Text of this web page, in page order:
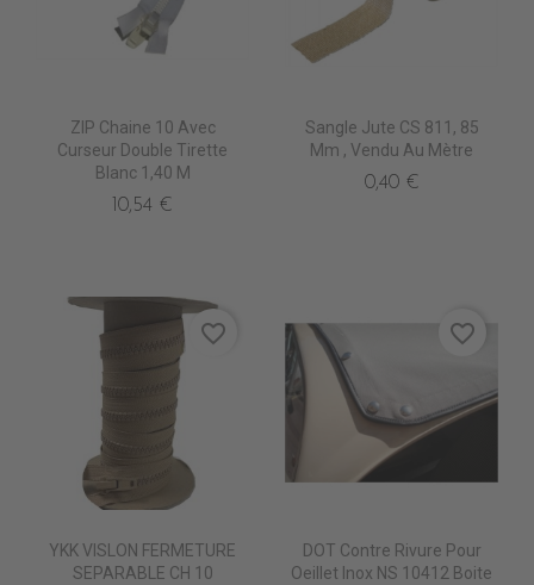
ZIP Chaine 10 Avec
Curseur Double Tirette
Blanc 1,40 M
10,54 €
Sangle Jute CS 811, 85
Mm , Vendu Au Mètre
0,40 €
YKK VISLON FERMETURE
SEPARABLE CH 10
favorite_border
DOT Contre Rivure Pour
Oeillet Inox NS 10412 Boite
favorite_border